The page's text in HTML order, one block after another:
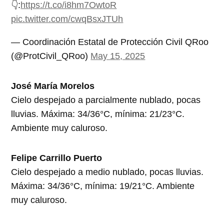
👇:https://t.co/i8hm7OwtoR
pic.twitter.com/cwqBsxJTUh
— Coordinación Estatal de Protección Civil QRoo
(@ProtCivil_QRoo) May 15, 2025
José María Morelos
Cielo despejado a parcialmente nublado, pocas
lluvias. Máxima: 34/36°C, mínima: 21/23°C.
Ambiente muy caluroso.
Felipe Carrillo Puerto
Cielo despejado a medio nublado, pocas lluvias.
Máxima: 34/36°C, mínima: 19/21°C. Ambiente
muy caluroso.